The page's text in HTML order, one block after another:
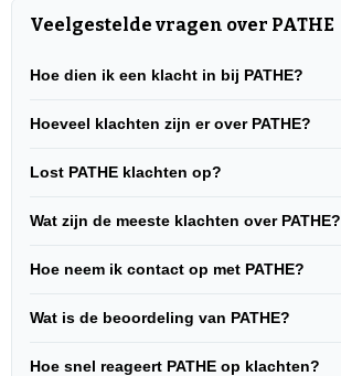
Veelgestelde vragen over PATHE
Hoe dien ik een klacht in bij PATHE?
Hoeveel klachten zijn er over PATHE?
Lost PATHE klachten op?
Wat zijn de meeste klachten over PATHE?
Hoe neem ik contact op met PATHE?
Wat is de beoordeling van PATHE?
Hoe snel reageert PATHE op klachten?